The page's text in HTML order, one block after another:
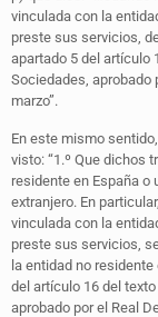
vinculada con la
preste sus servicios,
apartado 5 del artículo
Sociedades, aprobado
marzo”.
En este mismo
visto: “1.º Que dichos
residente en España
extranjero. En
vinculada con la
preste sus servicios,
la entidad no
del artículo 16 del
aprobado por el Real